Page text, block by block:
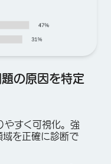
の原因を特定
やすく可視化。強
域を正確に診断で